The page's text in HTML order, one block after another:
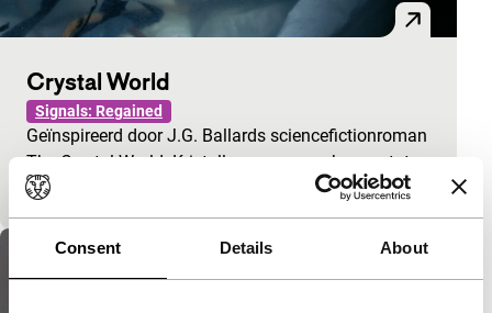
Consent Details About
Crystal World
Signals: Regained
Geïnspireerd door J.G. Ballards sciencefictionroman
The Crystal World. Kristallen gewassen komen tot
leven en belagen scènes uit de iconische film The